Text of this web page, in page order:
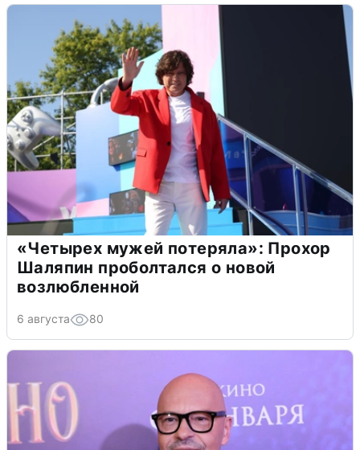
«Четырех мужей потеряла»: Прохор
Шаляпин проболтался о новой
возлюбленной
6 августа 80